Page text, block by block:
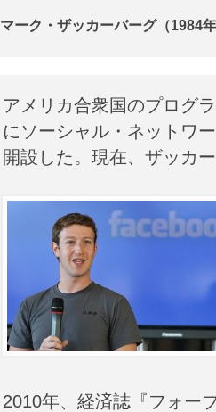
マーク・ザッカーバーグ（1984年
アメリカ合衆国のプログ
にソーシャル・ネットワ
開設した。現在、ザッカ
2010年、経済誌『フォー